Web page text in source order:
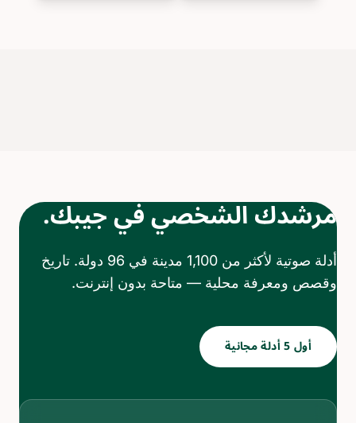
مرشدك الشخصي في جيبك.
أدلة صوتية لأكثر من 1,100 مدينة في 96 دولة. تاريخ
وقصص ومعرفة محلية — متاحة بدون إنترنت.
أول 5 أدلة مجانية